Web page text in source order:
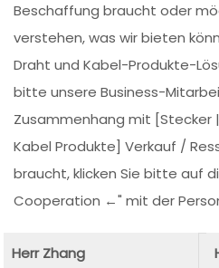
Beschaffung braucht oder
verstehen, was wir bieten
Draht und Kabel-Produkte-
bitte unsere Business-
Zusammenhang mit [Stecker
Kabel Produkte] Verkauf /
braucht, klicken Sie bitte auf
Cooperation ←" mit der
Herr Zhang